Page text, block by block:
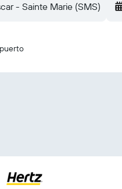
- Sainte Marie (SMS)